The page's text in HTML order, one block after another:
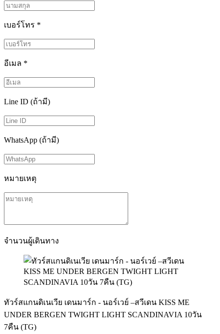
เบอร์โทร *
อีเมล *
Line ID (ถ้ามี)
WhatsApp (ถ้ามี)
หมายเหตุ
จำนวนผู้เดินทาง
ทัวร์สแกนดิเนเวีย เดนมาร์ก - นอร์เวย์ –สวีเดน KISS ME
UNDER BERGEN TWIGHT LIGHT SCANDINAVIA 10วัน
7คืน (TG)